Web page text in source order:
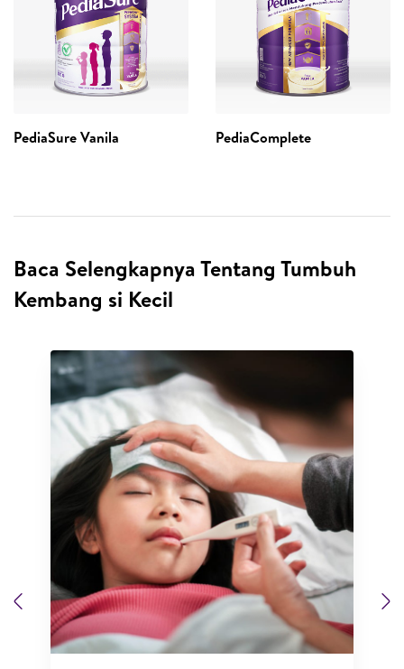
PediaSure Vanila PediaComplete
Baca Selengkapnya Tentang Tumbuh
Kembang si Kecil
Previous